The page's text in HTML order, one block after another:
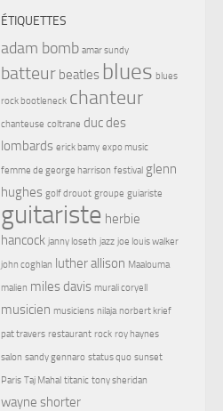
ÉTIQUETTES
adam bomb amar sundy
batteur beatles blues blues
rock bootleneck chanteur
chanteuse coltrane duc des
lombards erick bamy expo music
femme de george harrison festival glenn
hughes golf drouot groupe guiariste
guitariste herbie
hancock janny loseth jazz joe louis walker
john coghlan luther allison Maalouma
malien miles davis murali coryell
musicien musiciens nilaja norbert krief
pat travers restaurant rock roy haynes
salon sandy gennaro status quo sunset
Paris Taj Mahal titanic tony sheridan
wayne shorter